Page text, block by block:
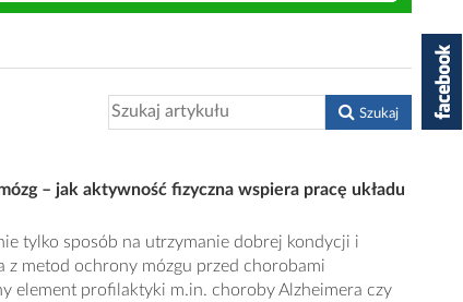
Szukaj
– jak aktywność fizyczna wspiera pracę układu
tylko sposób na utrzymanie dobrej kondycji i
z metod ochrony mózgu przed chorobami
element profilaktyki m.in. choroby Alzheimera czy